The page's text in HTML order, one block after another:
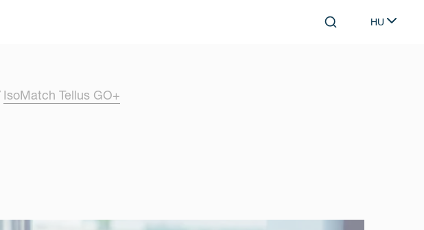
Search HU
Select
IsoMatch Tellus GO+